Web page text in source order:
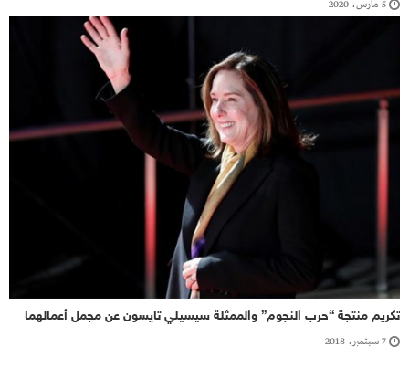
5 مارس، 2020
تكريم منتجة “‭‬حرب النجوم”‭‬ والممثلة سيسيلي تايسون عن مجمل أعمالهما
7 سبتمبر، 2018